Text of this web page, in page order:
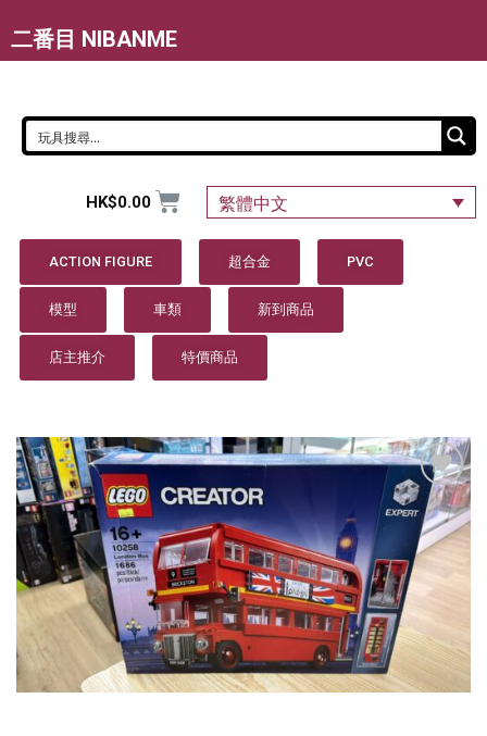
二番目 NIBANME
HK$0.00 繁體中文
ACTION FIGURE 超合金 PVC
模型 車類 新到商品
店主推介 特價商品